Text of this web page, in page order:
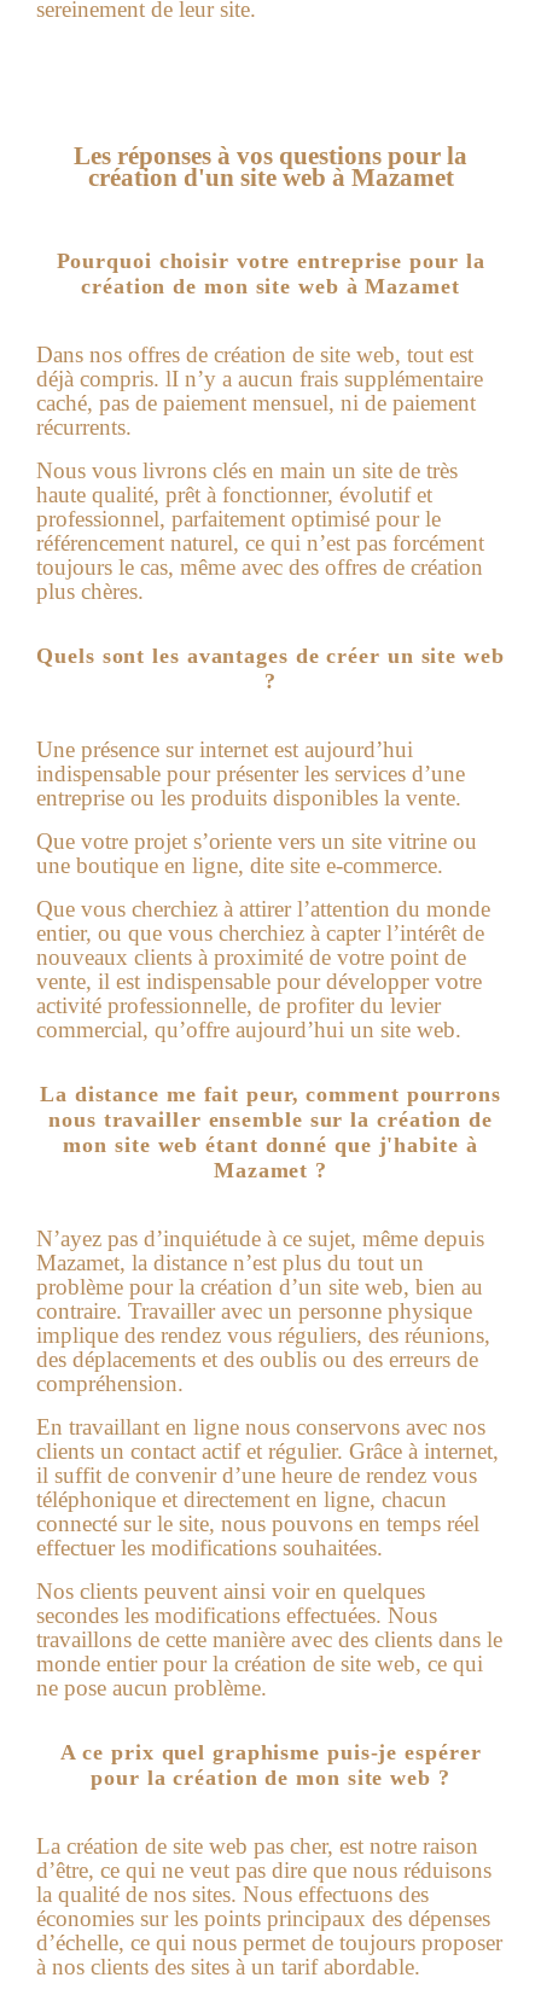
sereinement de leur site.
Les réponses à vos questions pour la
création d'un site web à Mazamet
Pourquoi choisir votre entreprise pour la
création de mon site web à Mazamet
Dans nos offres de création de site web, tout est
déjà compris. lI n’y a aucun frais supplémentaire
caché, pas de paiement mensuel, ni de paiement
récurrents.
Nous vous livrons clés en main un site de très
haute qualité, prêt à fonctionner, évolutif et
professionnel, parfaitement optimisé pour le
référencement naturel, ce qui n’est pas forcément
toujours le cas, même avec des offres de création
plus chères.
Quels sont les avantages de créer un site web
?
Une présence sur internet est aujourd’hui
indispensable pour présenter les services d’une
entreprise ou les produits disponibles la vente.
Que votre projet s’oriente vers un site vitrine ou
une boutique en ligne, dite site e-commerce.
Que vous cherchiez à attirer l’attention du monde
entier, ou que vous cherchiez à capter l’intérêt de
nouveaux clients à proximité de votre point de
vente, il est indispensable pour développer votre
activité professionnelle, de profiter du levier
commercial, qu’offre aujourd’hui un site web.
La distance me fait peur, comment pourrons
nous travailler ensemble sur la création de
mon site web étant donné que j'habite à
Mazamet ?
N’ayez pas d’inquiétude à ce sujet, même depuis
Mazamet, la distance n’est plus du tout un
problème pour la création d’un site web, bien au
contraire. Travailler avec un personne physique
implique des rendez vous réguliers, des réunions,
des déplacements et des oublis ou des erreurs de
compréhension.
En travaillant en ligne nous conservons avec nos
clients un contact actif et régulier. Grâce à internet,
il suffit de convenir d’une heure de rendez vous
téléphonique et directement en ligne, chacun
connecté sur le site, nous pouvons en temps réel
effectuer les modifications souhaitées.
Nos clients peuvent ainsi voir en quelques
secondes les modifications effectuées. Nous
travaillons de cette manière avec des clients dans le
monde entier pour la création de site web, ce qui
ne pose aucun problème.
A ce prix quel graphisme puis-je espérer
pour la création de mon site web ?
La création de site web pas cher, est notre raison
d’être, ce qui ne veut pas dire que nous réduisons
la qualité de nos sites. Nous effectuons des
économies sur les points principaux des dépenses
d’échelle, ce qui nous permet de toujours proposer
à nos clients des sites à un tarif abordable.